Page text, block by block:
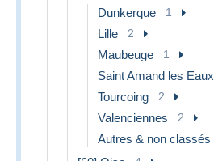
Dunkerque 1
Lille 2
Maubeuge 1
Saint Amand les Eaux
Tourcoing 2
Valenciennes 2
Autres & non classés